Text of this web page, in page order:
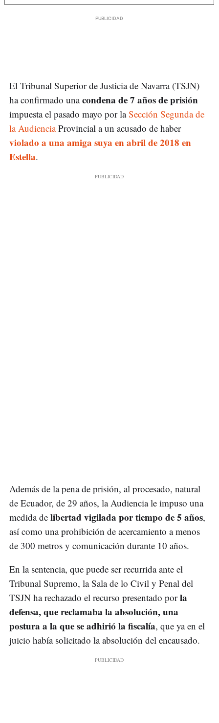
El Tribunal Superior de Justicia de Navarra (TSJN)
ha confirmado unacondena de 7 años de prisión
impuesta el pasado mayo por laSección Segunda de
la AudienciaProvincial a un acusado de haber
violado a una amiga suya en abril de 2018 en
Estella.
Además de la pena de prisión, al procesado, natural
de Ecuador, de 29 años, la Audiencia le impuso una
medida de libertad vigilada por tiempo de 5 años,
así como una prohibición de acercamiento a menos
de 300 metros y comunicación durante 10 años.
En la sentencia, que puede ser recurrida ante el
Tribunal Supremo, la Sala de lo Civil y Penal del
TSJN ha rechazado el recurso presentado porla
defensa, que reclamaba la absolución, una
postura a la que se adhirió la fiscalía, que ya en el
juicio había solicitado la absolución del encausado.